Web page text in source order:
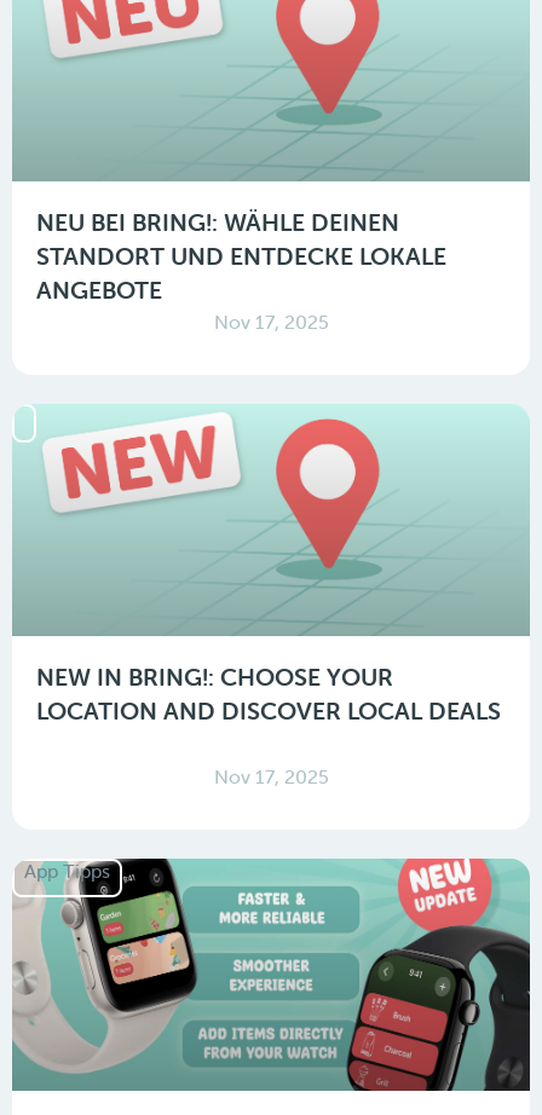
NEU BEI BRING!: WÄHLE DEINEN
STANDORT UND ENTDECKE LOKALE
ANGEBOTE
Nov 17, 2025
NEW IN BRING!: CHOOSE YOUR
LOCATION AND DISCOVER LOCAL DEALS
Nov 17, 2025
App Tipps